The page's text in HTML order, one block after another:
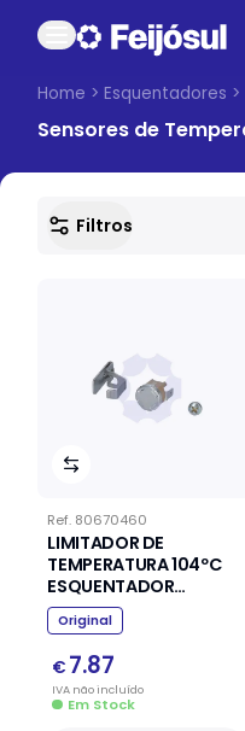
Home >Esquentadores >
Sensores de
Filtros
Ref. 80670460
LIMITADOR DE
TEMPERATURA 104ºC
ESQUENTADOR
JUNKERS VULCANO
Original
€ 7.87
IVA nãoincluído
Em Stock